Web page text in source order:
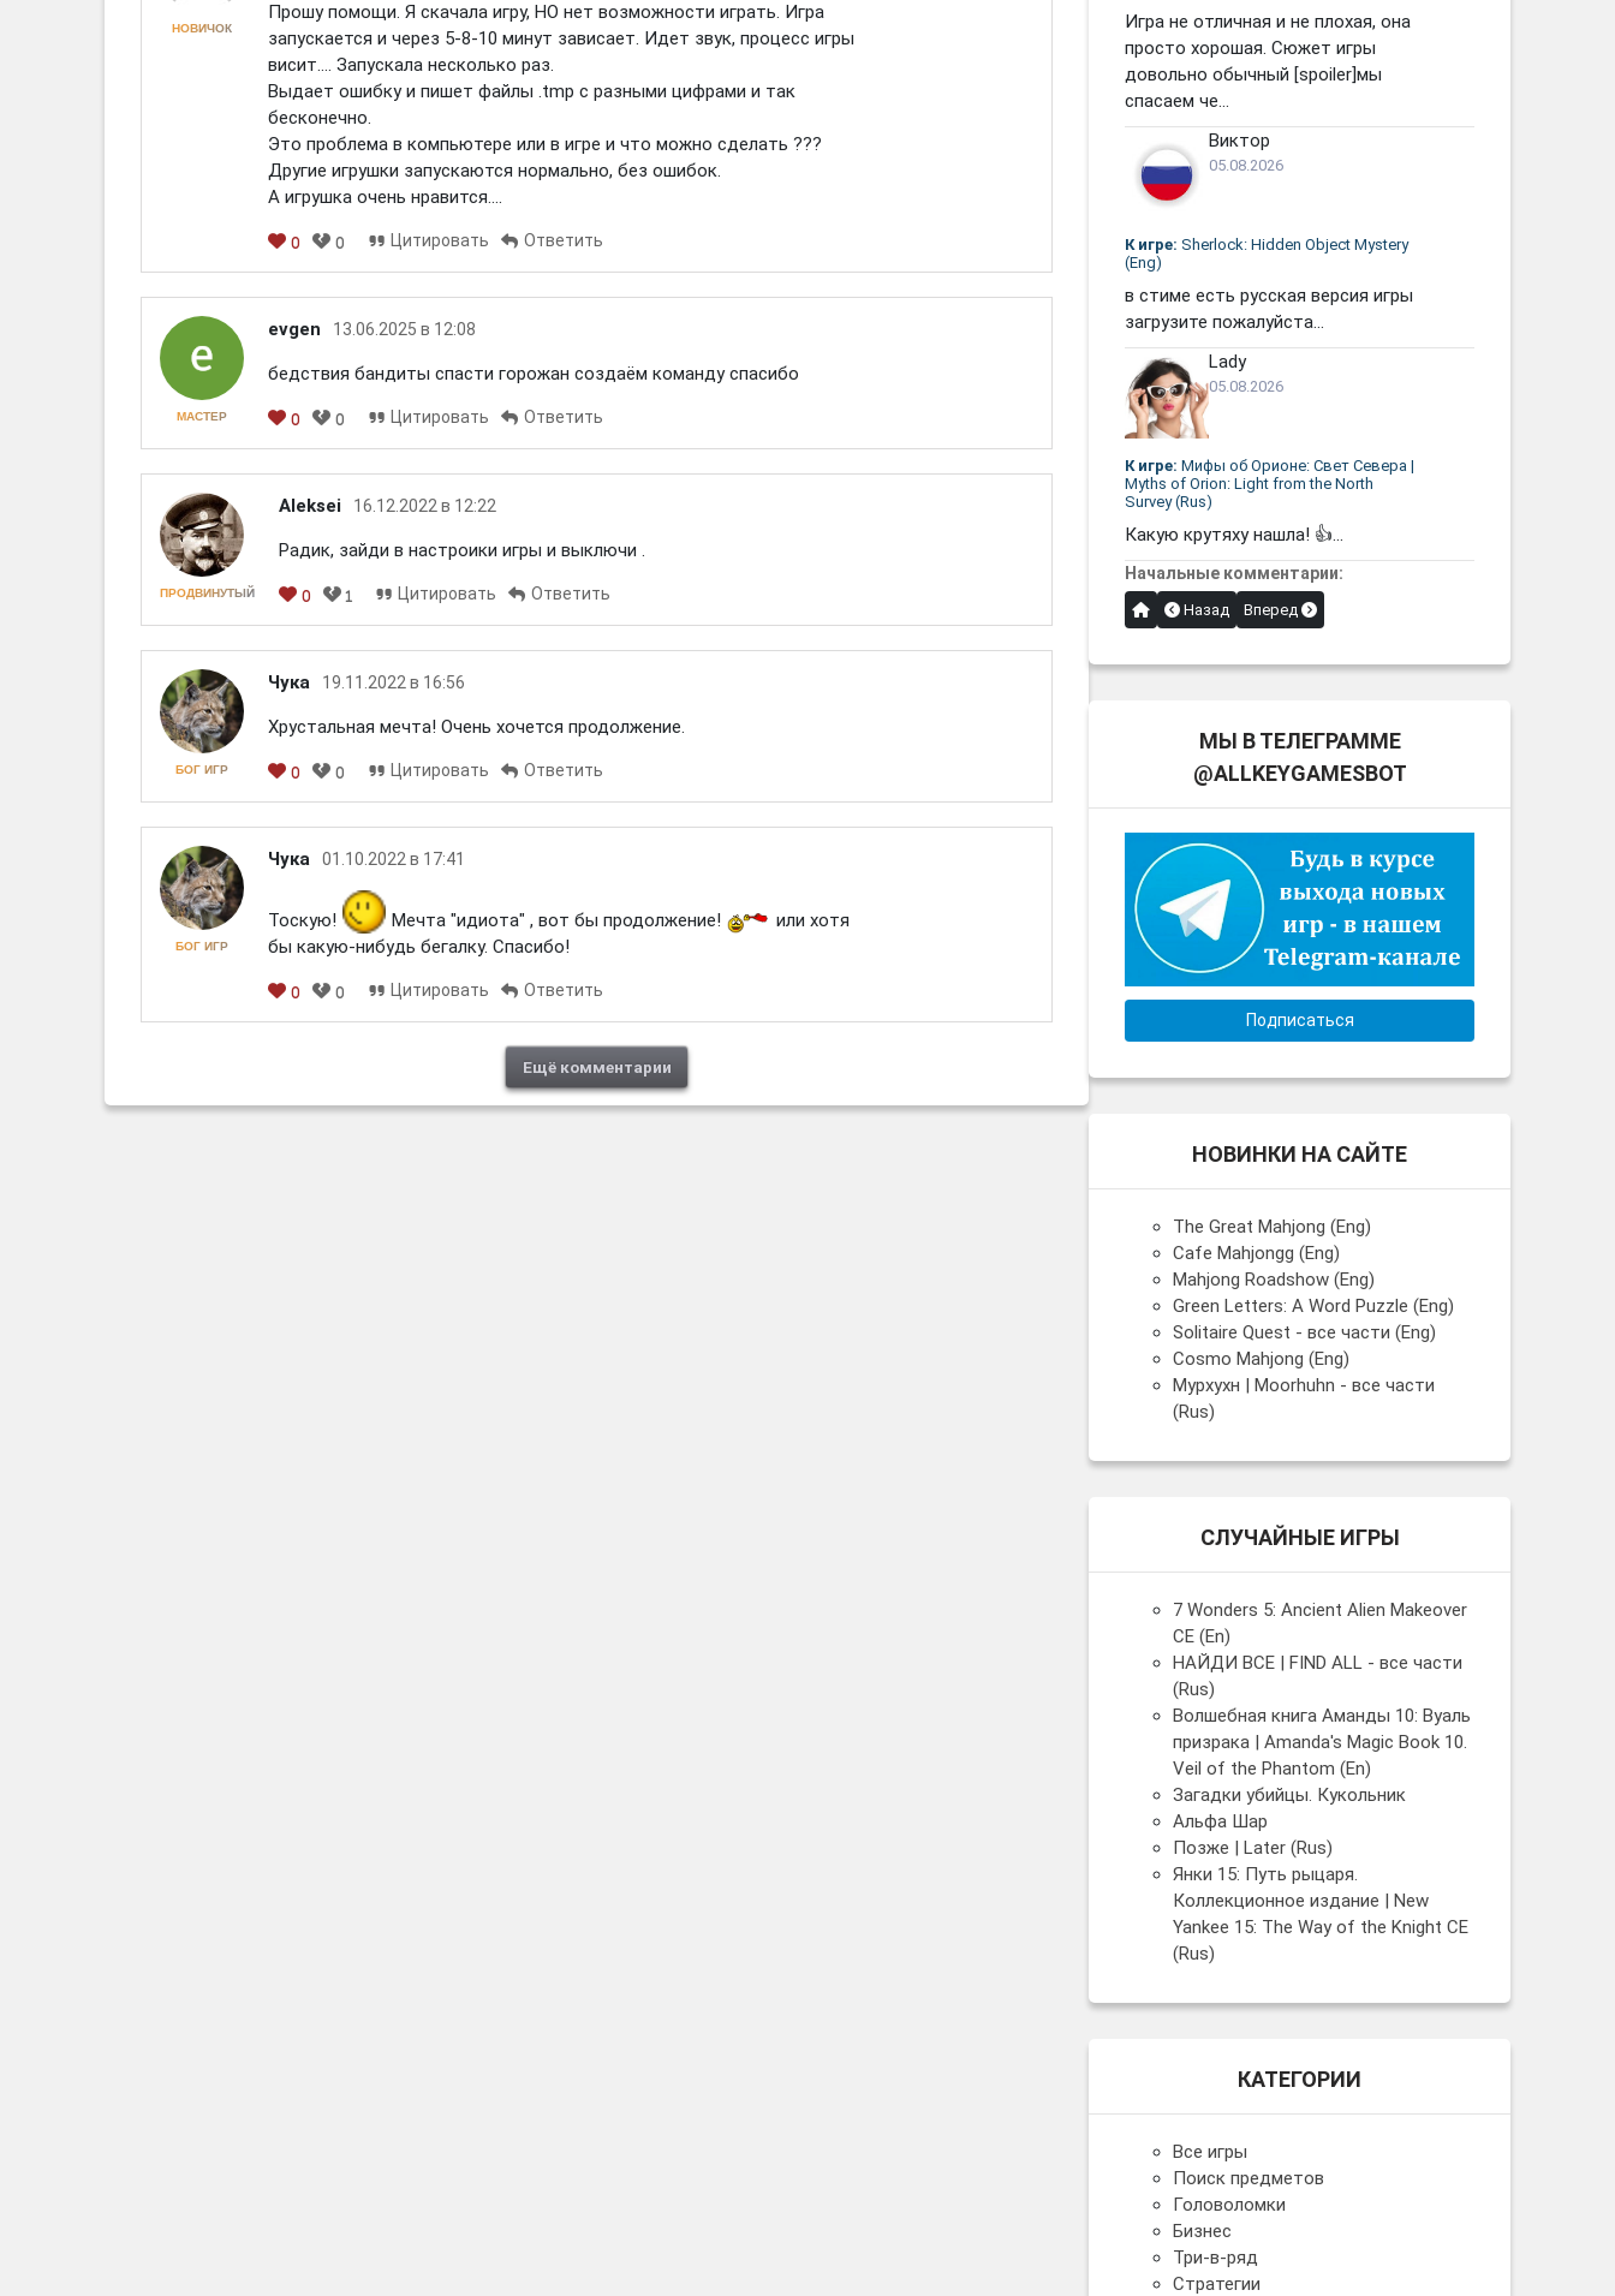
НОВИЧОК
Прошу помощи. Я скачала игру, НО нет возможности играть. Игра
запускается и через 5-8-10 минут зависает. Идет звук, процесс игры
висит…. Запускала несколько раз.
Выдает ошибку и пишет файлы .tmp с разными цифрами и так
бесконечно.
Это проблема в компьютере или в игре и что можно сделать ???
Другие игрушки запускаются нормально, без ошибок.
А игрушка очень нравится....
0 0 Цитировать Ответить
МАСТЕР
evgen 13.06.2025 в 12:08
бедствия бандиты спасти горожан создаём команду спасибо
0 0 Цитировать Ответить
ПРОДВИНУТЫЙ
Aleksei 16.12.2022 в 12:22
Радик, зайди в настроики игры и выключи .
0 1 Цитировать Ответить
БОГ ИГР
Чука 19.11.2022 в 16:56
Хрустальная мечта! Очень хочется продолжение.
0 0 Цитировать Ответить
БОГ ИГР
Чука 01.10.2022 в 17:41
Тоскую! Мечта "идиота" , вот бы продолжение!
или хотя
бы какую-нибудь бегалку. Спасибо!
0 0 Цитировать Ответить
Ещё комментарии
Игра не отличная и не плохая, она
просто хорошая. Сюжет игры
довольно обычный [spoiler]мы
спасаем че...
Виктор
05.08.2026
К игре: Sherlock: Hidden Object Mystery
(Eng)
в стиме есть русская версия игры
загрузите пожалуйста...
Lady
05.08.2026
К игре: Мифы об Орионе: Свет Севера |
Myths of Orion: Light from the North
Survey (Rus)
Какую крутяху нашла! 👍...
Начальные комментарии:
Назад Вперед
МЫ В ТЕЛЕГРАММЕ
@ALLKEYGAMESBOT
Подписаться
НОВИНКИ НА САЙТЕ
The Great Mahjong (Eng)
Cafe Mahjongg (Eng)
Mahjong Roadshow (Eng)
Green Letters: A Word Puzzle (Eng)
Solitaire Quest - все части (Eng)
Cosmo Mahjong (Eng)
Мурхухн | Moorhuhn - все части
(Rus)
СЛУЧАЙНЫЕ ИГРЫ
7 Wonders 5: Ancient Alien Makeover
CE (En)
НАЙДИ ВСЕ | FIND ALL - все части
(Rus)
Волшебная книга Аманды 10: Вуаль
призрака | Amanda's Magic Book 10.
Veil of the Phantom (En)
Загадки убийцы. Кукольник
Альфа Шар
Позже | Later (Rus)
Янки 15: Путь рыцаря.
Коллекционное издание | New
Yankee 15: The Way of the Knight CE
(Rus)
КАТЕГОРИИ
Все игры
Поиск предметов
Головоломки
Бизнес
Три-в-ряд
Стратегии